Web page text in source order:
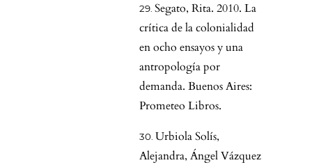
Segato, Rita. 2010. La
crítica de la colonialidad
en ocho ensayos y una
antropología por
demanda. Buenos Aires:
Prometeo Libros.
Urbiola Solís,
Alejandra, Ángel Vázquez